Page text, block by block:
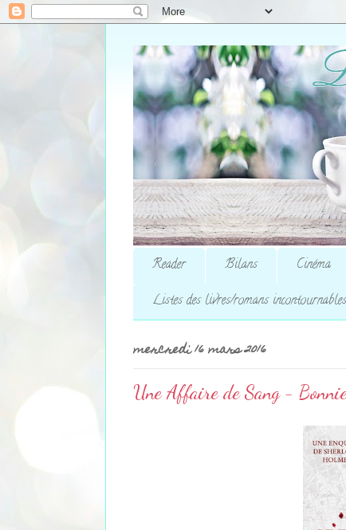
Reader Bilans Cinéma
Listes des livres/romans
mercredi 16 mars 2016
Une Affaire de Sang -